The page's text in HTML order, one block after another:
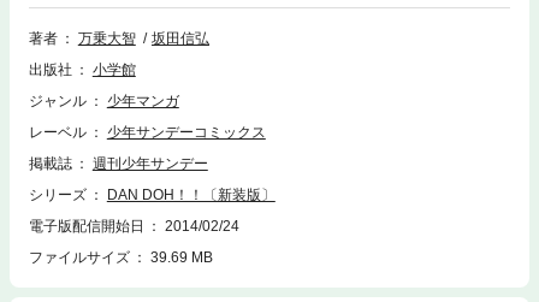
て…。
著者
万乗大智
坂田信弘
出版社
小学館
ジャンル
少年マンガ
レーベル
少年サンデーコミックス
掲載誌
週刊少年サンデー
シリーズ
DAN DOH！！〔新装版〕
電子版配信開始日
2014/02/24
ファイルサイズ
39.69 MB